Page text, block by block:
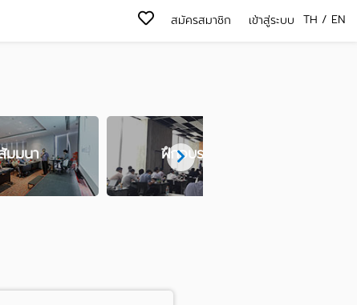
TH / EN
สมัครสมาชิก เข้าสู่ระบบ
มมนา ฝึกอบรม